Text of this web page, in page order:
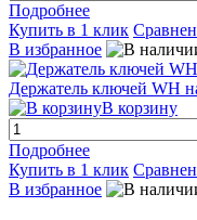
Подробнее
Купить в 1 клик
В избранное
Держатель ключей WH
В корзину
Подробнее
Купить в 1 клик
В избранное